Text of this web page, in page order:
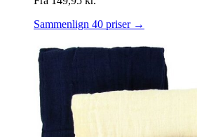
Sammenlign 40 priser →